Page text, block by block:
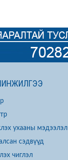
ухааны мэдээлэл
сэдвүүд
чиглэл